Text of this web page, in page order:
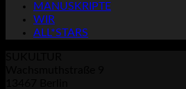
MANUSKRIPTE
WIR
ALL*STARS